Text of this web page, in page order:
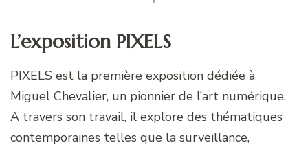
L’exposition PIXELS
PIXELS est la première exposition dédiée à
Miguel Chevalier, un pionnier de l’art numérique.
A travers son travail, il explore des thématiques
contemporaines telles que la surveillance,